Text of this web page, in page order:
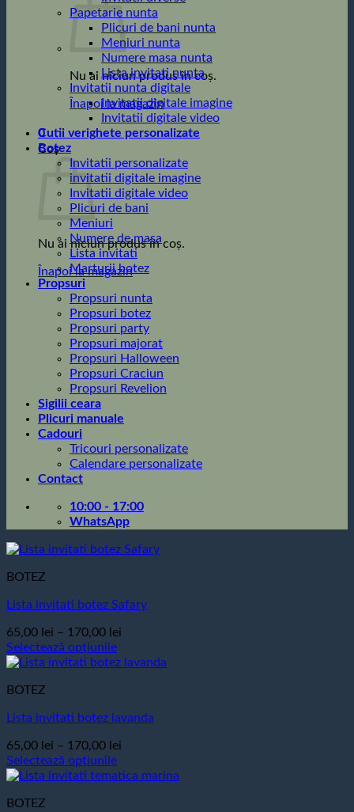
Nu ai niciun produs în coș.
Înapoi la magazin
0
Coș
Nu ai niciun produs în coș.
Înapoi la magazin
Papetarie nunta
Plicuri de bani nunta
Meniuri nunta
Numere masa nunta
Lista invitati nunta
Invitatii nunta digitale
Invitatii digitale imagine
Invitatii digitale video
Cutii verighete personalizate
Botez
Invitatii personalizate
invitatii digitale imagine
Invitatii digitale video
Plicuri de bani
Meniuri
Numere de masa
Lista invitati
Marturii botez
Propsuri
Propsuri nunta
Propsuri botez
Propsuri party
Propsuri majorat
Propsuri Halloween
Propsuri Craciun
Propsuri Revelion
Sigilii ceara
Plicuri manuale
Cadouri
Tricouri personalizate
Calendare personalizate
Contact
10:00 - 17:00
WhatsApp
BOTEZ
Lista invitati botez Safary
65,00 lei – 170,00 lei
prețuri:
170,00 lei
Selectează opțiunile
Acest
are
multe
Opțiunile
pot
fi
alese
BOTEZ
Lista invitati botez lavanda
65,00 lei – 170,00 lei
prețuri:
Selectează opțiunile
Acest
are
BOTEZ